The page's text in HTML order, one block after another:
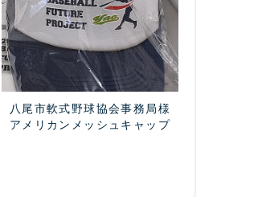
八尾市軟式野球協会事務局様
アメリカンメッシュキャップ